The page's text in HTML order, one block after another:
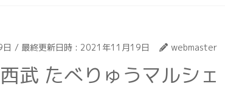
/ 最終更新日時 : 2021年11月19日 webmaster
西武 たべりゅうマルシェ